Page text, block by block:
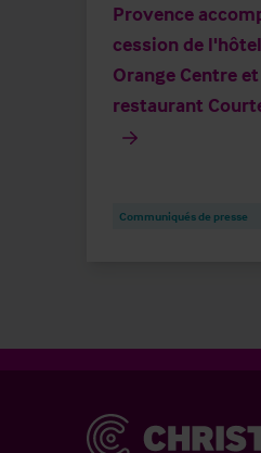
Provence
cession de
Orange Centre
restaurant
Communiqués de presse
Christie & Co